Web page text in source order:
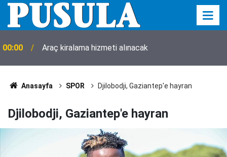
00:00 Araç kiralama hizmeti alınacak
Anasayfa SPOR Djilobodji, Gaziantep'e hayran
Djilobodji, Gaziantep'e hayran